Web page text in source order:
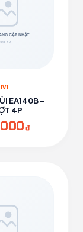
EA140B -
4P
₫